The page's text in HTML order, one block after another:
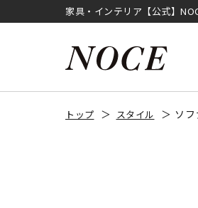
家具・インテリア【公式】
トップ スタイル ソ